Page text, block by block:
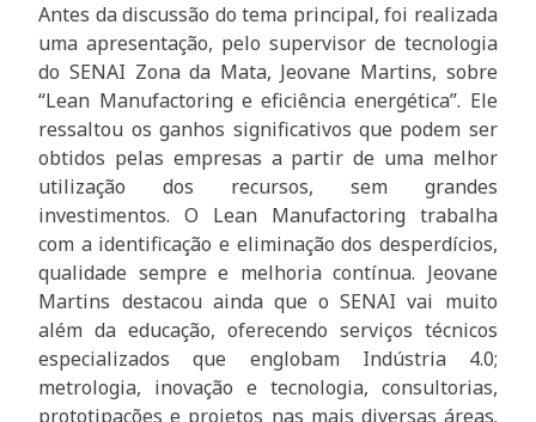
Antes da discussão do tema principal, foi realizada
uma apresentação, pelo supervisor de tecnologia
do SENAI Zona da Mata, Jeovane Martins, sobre
“Lean Manufactoring e eficiência energética”. Ele
ressaltou os ganhos significativos que podem ser
obtidos pelas empresas a partir de uma melhor
utilização dos recursos, sem grandes
investimentos. O Lean Manufactoring trabalha
com a identificação e eliminação dos desperdícios,
qualidade sempre e melhoria contínua. Jeovane
Martins destacou ainda que o SENAI vai muito
além da educação, oferecendo serviços técnicos
especializados que englobam Indústria 4.0;
metrologia, inovação e tecnologia, consultorias,
prototipações e projetos nas mais diversas áreas.